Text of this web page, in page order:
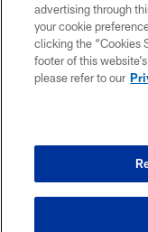
advertising through
your cookie
clicking the “Cookies
footer of this
please refer to our